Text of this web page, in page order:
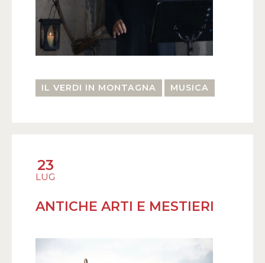
IL VERDI IN MONTAGNA MUSICA
23
LUG
ANTICHE ARTI E MESTIERI